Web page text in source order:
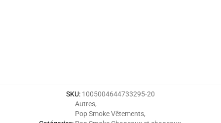
SKU: 1005004644733295-20
Autres,
Pop Smoke Vêtements,